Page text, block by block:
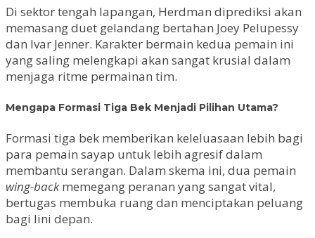
Di sektor tengah lapangan, Herdman diprediksi akan
memasang duet gelandang bertahan Joey Pelupessy
dan Ivar Jenner. Karakter bermain kedua pemain ini
yang saling melengkapi akan sangat krusial dalam
menjaga ritme permainan tim.
Mengapa Formasi Tiga Bek Menjadi Pilihan Utama?
Formasi tiga bek memberikan keleluasaan lebih bagi
para pemain sayap untuk lebih agresif dalam
membantu serangan. Dalam skema ini, dua pemain
wing-backmemegang peranan yang sangat vital,
bertugas membuka ruang dan menciptakan peluang
bagi lini depan.